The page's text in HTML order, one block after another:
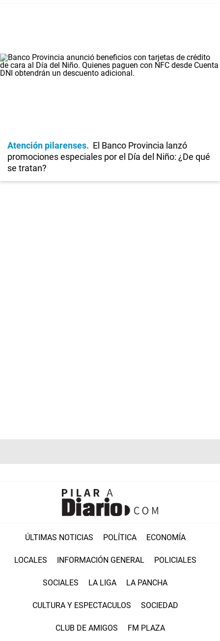
Atención pilarenses
El Banco Provincia lanzó
promociones especiales por el Día del Niño: ¿De qué
se tratan?
ÚLTIMAS NOTICIAS POLÍTICA ECONOMÍA
LOCALES INFORMACIÓN GENERAL POLICIALES
SOCIALES LA LIGA LA PANCHA
CULTURA Y ESPECTACULOS SOCIEDAD
CLUB DE AMIGOS FM PLAZA